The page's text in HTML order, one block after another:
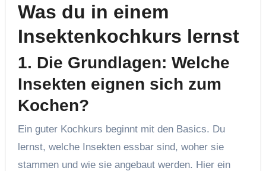
Was du in einem
Insektenkochkurs lernst
1. Die Grundlagen: Welche
Insekten eignen sich zum
Kochen?
Ein guter Kochkurs beginnt mit den Basics. Du
lernst, welche Insekten essbar sind, woher sie
stammen und wie sie angebaut werden. Hier ein